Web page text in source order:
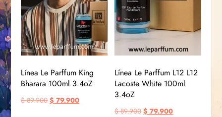
Línea Le Parffum King
Bharara 100ml 3.4oZ
$89.900 $ 79.900
Línea Le Parffum L12 L12
Lacoste White 100ml
3.4oZ
$89.900 $ 79.900